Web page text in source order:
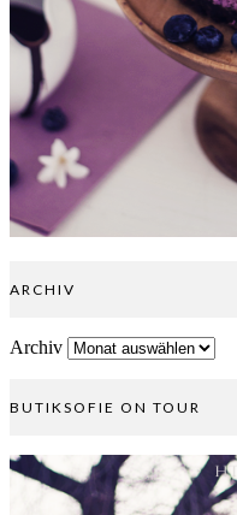
ARCHIV
Archiv
BUTIKSOFIE ON TOUR